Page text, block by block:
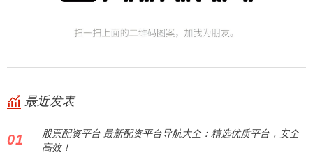
最近发表
01
股票配资平台 最新配资平台导航大全：精选优质平台，安全
高效！